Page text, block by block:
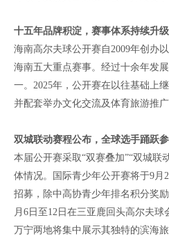
十五年品牌积淀，赛事体系持续升级
海南高尔夫球公开赛自2009年创办
海南五大重点赛事。经过十余年发
一。2025年，公开赛在以往基础上
并配套举办文化交流及体育旅游推
双城联动赛程公布，全球选手踊跃
本届公开赛采取“双赛叠加”“双城联
体情况。国际青少年公开赛将于9月
招募，除中高协青少年排名积分奖
月6日至12日在三亚鹿回头高尔夫
万宁两地将集中展示其独特的滨海